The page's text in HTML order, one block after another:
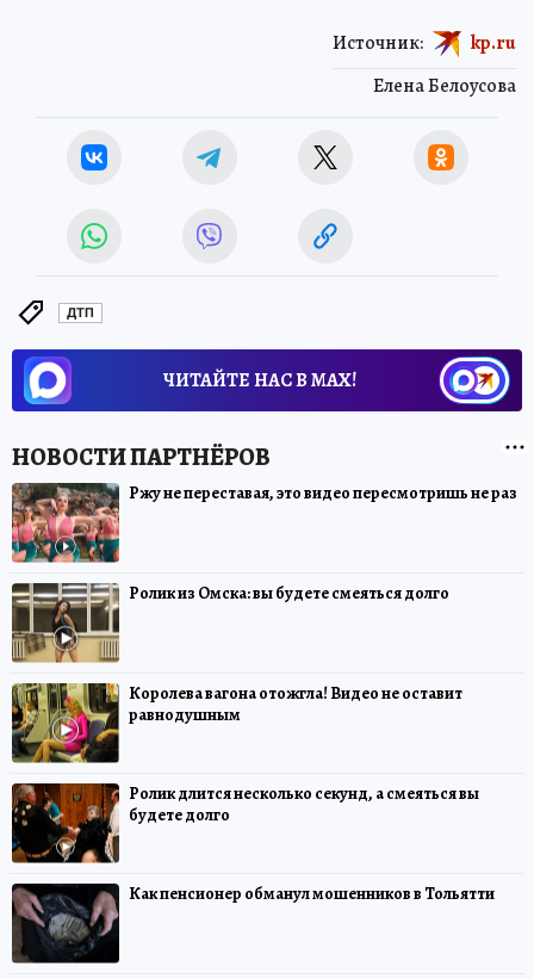
Елена Белоусова
Источник: kp.ru
ДТП
ЧИТАЙТЕ НАС В МАХ!
Ржу не переставая, это видео пересмотришь не раз
Ролик из Омска: вы будете смеяться долго
Королева вагона отожгла! Видео не оставит
равнодушным
Ролик длится несколько секунд, а смеяться вы
будете долго
Как пенсионер обманул мошенников в Тольятти